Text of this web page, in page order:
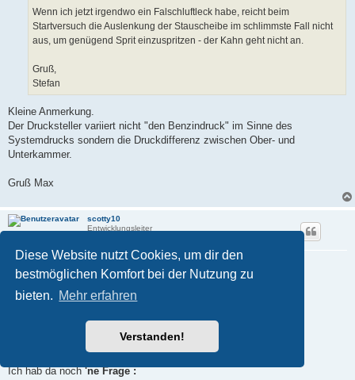
Diese Website nutzt Cookies, um dir den
bestmöglichen Komfort bei der Nutzung zu
bieten. Mehr erfahren
Verstanden!
Wenn ich jetzt irgendwo ein Falschluftleck habe, reicht beim
Startversuch die Auslenkung der Stauscheibe im schlimmste Fall nicht
aus, um genügend Sprit einzuspritzen - der Kahn geht nicht an.
Gruß,
Stefan
Kleine Anmerkung.
Der Drucksteller variiert nicht "den Benzindruck" im Sinne des
Systemdrucks sondern die Druckdifferenz zwischen Ober- und
Unterkammer.
Gruß Max
scotty10
Entwicklungsleiter
Re: kuriose Startschwierigkeiten
B
i
06.03.2026, 23:19
Nabend Allerseits ,
meine Beschreibung noch
auseinander zu klamüser'n"...
Ich hab da noch'ne Frage :